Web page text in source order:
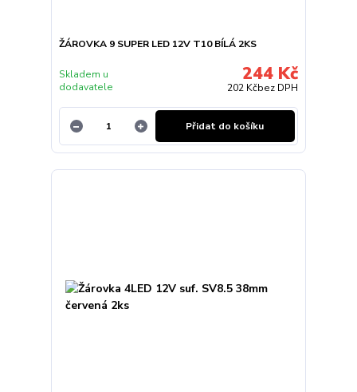
ŽÁROVKA 9 SUPER LED 12V T10 BÍLÁ 2KS
244 Kč
202 Kčbez DPH
Skladem u
dodavatele
Přidat do košíku